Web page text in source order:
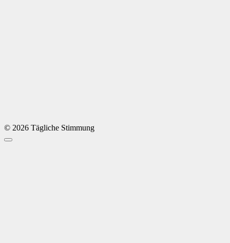
© 2026 Tägliche Stimmung